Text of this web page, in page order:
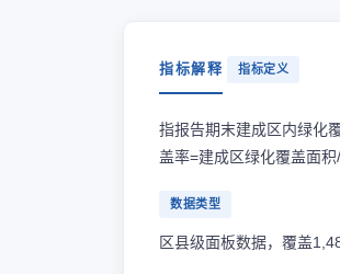
指标解释 指标定义
指报告期末建成区内绿化
盖率=建成区绿化覆盖面积
数据类型
区县级面板数据，覆盖